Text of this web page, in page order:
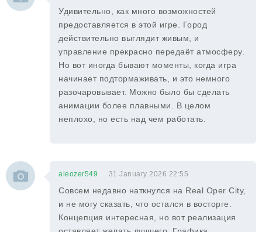
Удивительно, как много возможностей
предоставляется в этой игре. Город
действительно выглядит живым, и
управление прекрасно передаёт атмосферу.
Но вот иногда бывают моменты, когда игра
начинает подтормаживать, и это немного
разочаровывает. Можно было бы сделать
анимации более плавными. В целом
неплохо, но есть над чем работать.
aleozer549 31 January 2026 22:55
Совсем недавно наткнулся на Real Oper City,
и не могу сказать, что остался в восторге.
Концепция интересная, но вот реализация